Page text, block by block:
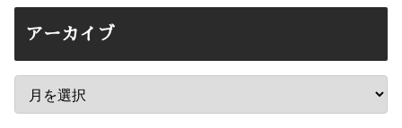
アーカイブ